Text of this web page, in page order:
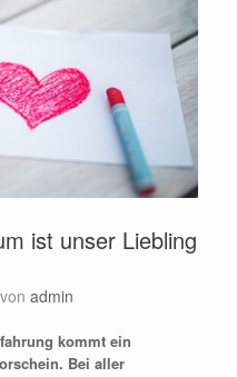
ist unser Liebling
von admin
kommt ein
Bei aller